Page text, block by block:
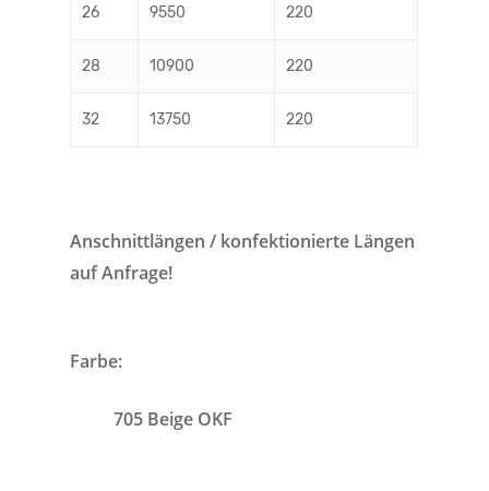
26 9550 220
28 10900 220
32 13750 220
Anschnittlängen / konfektionierte Längen
auf Anfrage!
Farbe:
705 Beige OKF